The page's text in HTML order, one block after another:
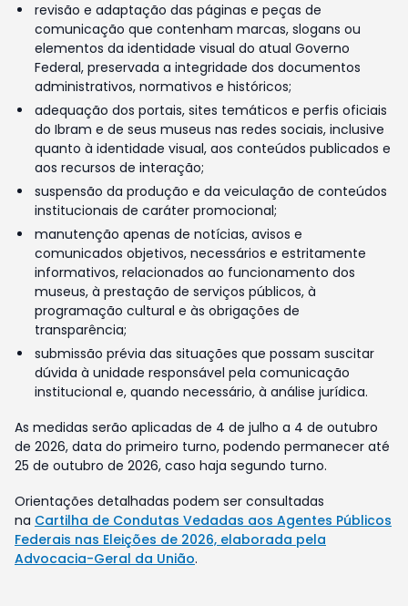
revisão e adaptação das páginas e peças de
comunicação que contenham marcas, slogans ou
elementos da identidade visual do atual Governo
Federal, preservada a integridade dos documentos
administrativos, normativos e históricos;
adequação dos portais, sites temáticos e perfis oficiais
do Ibram e de seus museus nas redes sociais, inclusive
quanto à identidade visual, aos conteúdos publicados e
aos recursos de interação;
suspensão da produção e da veiculação de conteúdos
institucionais de caráter promocional;
manutenção apenas de notícias, avisos e
comunicados objetivos, necessários e estritamente
informativos, relacionados ao funcionamento dos
museus, à prestação de serviços públicos, à
programação cultural e às obrigações de
transparência;
submissão prévia das situações que possam suscitar
dúvida à unidade responsável pela comunicação
institucional e, quando necessário, à análise jurídica.
As medidas serão aplicadas de 4 de julho a 4 de outubro
de 2026, data do primeiro turno, podendo permanecer até
25 de outubro de 2026, caso haja segundo turno.
Orientações detalhadas podem ser consultadas
na Cartilha de Condutas Vedadas aos Agentes Públicos
Federais nas Eleições de 2026, elaborada pela
Advocacia-Geral da União.